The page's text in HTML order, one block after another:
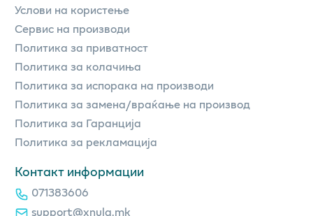
Услови на користење
Сервис на производи
Политика за приватност
Политика за колачиња
Политика за испорака на производи
Политика за замена/враќање на производ
Политика за Гаранција
Политика за рекламација
Контакт информации
071383606
support@xnula.mk